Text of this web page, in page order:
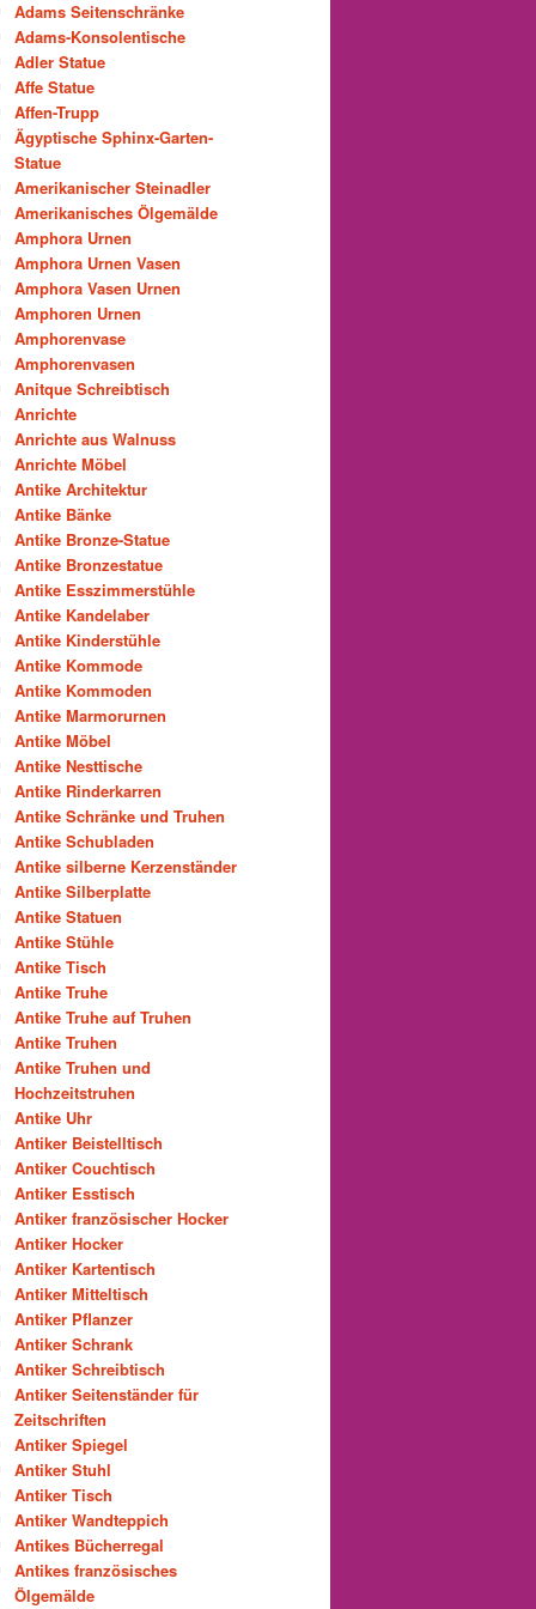
Adams Seitenschränke
Adams-Konsolentische
Adler Statue
Affe Statue
Affen-Trupp
Ägyptische Sphinx-Garten-
Statue
Amerikanischer Steinadler
Amerikanisches Ölgemälde
Amphora Urnen
Amphora Urnen Vasen
Amphora Vasen Urnen
Amphoren Urnen
Amphorenvase
Amphorenvasen
Anitque Schreibtisch
Anrichte
Anrichte aus Walnuss
Anrichte Möbel
Antike Architektur
Antike Bänke
Antike Bronze-Statue
Antike Bronzestatue
Antike Esszimmerstühle
Antike Kandelaber
Antike Kinderstühle
Antike Kommode
Antike Kommoden
Antike Marmorurnen
Antike Möbel
Antike Nesttische
Antike Rinderkarren
Antike Schränke und Truhen
Antike Schubladen
Antike silberne Kerzenständer
Antike Silberplatte
Antike Statuen
Antike Stühle
Antike Tisch
Antike Truhe
Antike Truhe auf Truhen
Antike Truhen
Antike Truhen und
Hochzeitstruhen
Antike Uhr
Antiker Beistelltisch
Antiker Couchtisch
Antiker Esstisch
Antiker französischer Hocker
Antiker Hocker
Antiker Kartentisch
Antiker Mitteltisch
Antiker Pflanzer
Antiker Schrank
Antiker Schreibtisch
Antiker Seitenständer für
Zeitschriften
Antiker Spiegel
Antiker Stuhl
Antiker Tisch
Antiker Wandteppich
Antikes Bücherregal
Antikes französisches
Ölgemälde